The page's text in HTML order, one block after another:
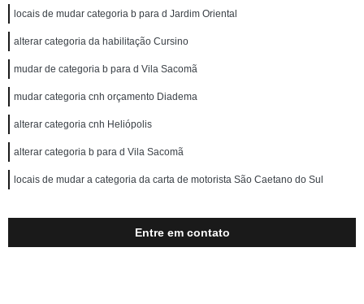
locais de mudar categoria b para d Jardim Oriental
alterar categoria da habilitação Cursino
mudar de categoria b para d Vila Sacomã
mudar categoria cnh orçamento Diadema
alterar categoria cnh Heliópolis
alterar categoria b para d Vila Sacomã
locais de mudar a categoria da carta de motorista São Caetano do Sul
Entre em contato